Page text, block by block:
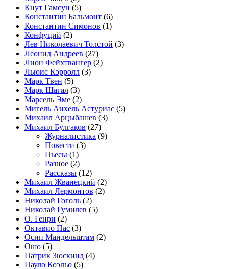
Кнут Гамсун (5)
Константин Бальмонт (6)
Константин Симонов (1)
Конфуций (2)
Лев Николаевич Толстой (3)
Леонид Андреев (27)
Лион Фейхтвангер (2)
Льюис Кэрролл (3)
Марк Твен (5)
Марк Шагал (3)
Марсель Эме (2)
Мигель Анхель Астуриас (5)
Михаил Арцыбашев (3)
Михаил Булгаков (27)
Журналистика (9)
Повести (3)
Пьесы (1)
Разное (2)
Рассказы (12)
Михаил Жванецкий (2)
Михаил Лермонтов (2)
Николай Гоголь (2)
Николай Гумилев (5)
О. Генри (2)
Октавио Пас (3)
Осип Мандельштам (2)
Ошо (5)
Патрик Зюскинд (4)
Пауло Коэльо (5)